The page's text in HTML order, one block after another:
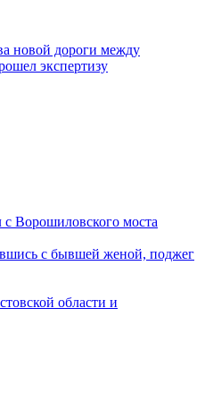
новой дороги между
экспертизу
с Ворошиловского моста
с бывшей женой, поджег
области и